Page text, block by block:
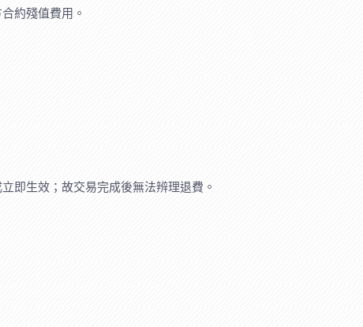
約殘值費用。
即生效；故交易完成後無法辨理退費。